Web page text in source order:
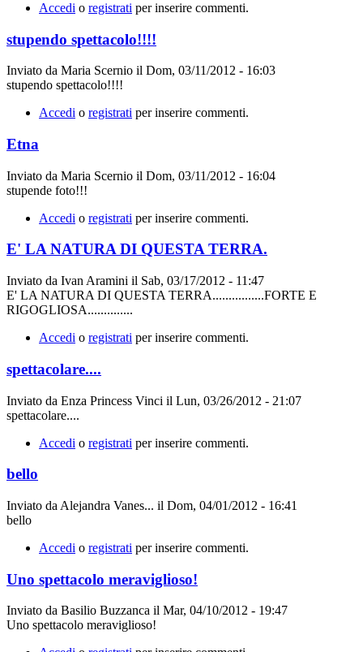
Accedi o registrati per inserire commenti.
stupendo spettacolo!!!!
Inviato da Maria Scernio il Dom, 03/11/2012 - 16:03
stupendo spettacolo!!!!
Accedi o registrati per inserire commenti.
Etna
Inviato da Maria Scernio il Dom, 03/11/2012 - 16:04
stupende foto!!!
Accedi o registrati per inserire commenti.
E' LA NATURA DI QUESTA TERRA.
Inviato da Ivan Aramini il Sab, 03/17/2012 - 11:47
E' LA NATURA DI QUESTA TERRA................FORTE E
RIGOGLIOSA..............
Accedi o registrati per inserire commenti.
spettacolare....
Inviato da Enza Princess Vinci il Lun, 03/26/2012 - 21:07
spettacolare....
Accedi o registrati per inserire commenti.
bello
Inviato da Alejandra Vanes... il Dom, 04/01/2012 - 16:41
bello
Accedi o registrati per inserire commenti.
Uno spettacolo meraviglioso!
Inviato da Basilio Buzzanca il Mar, 04/10/2012 - 19:47
Uno spettacolo meraviglioso!